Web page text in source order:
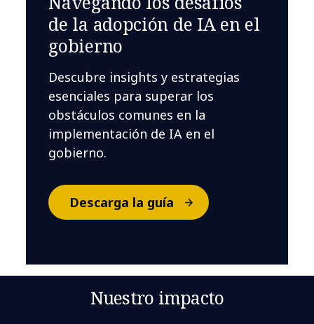
de la adopción de IA en el
gobierno
Descubre insights y estrategias
esenciales para superar los
obstáculos comunes en la
implementación de IA en el
gobierno.
Descarga la guía
Nuestro impacto